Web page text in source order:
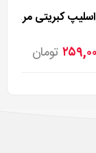
شورت اسلیپ کبریتی مردی مدل 2025
تومان